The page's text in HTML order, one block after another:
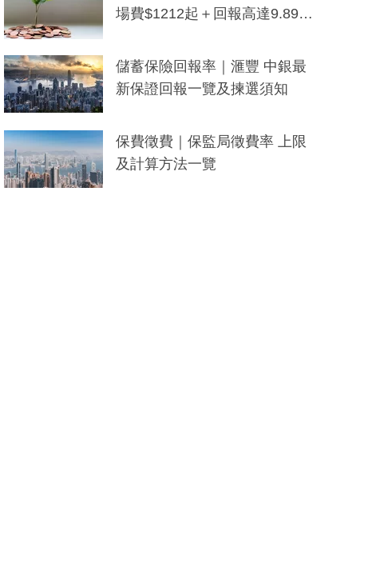
場費$1212起＋回報高達9.89
儲蓄保險回報率｜滙豐 中銀最
新保證回報一覽及揀選須知
保費徵費｜保監局徵費率 上限
及計算方法一覽